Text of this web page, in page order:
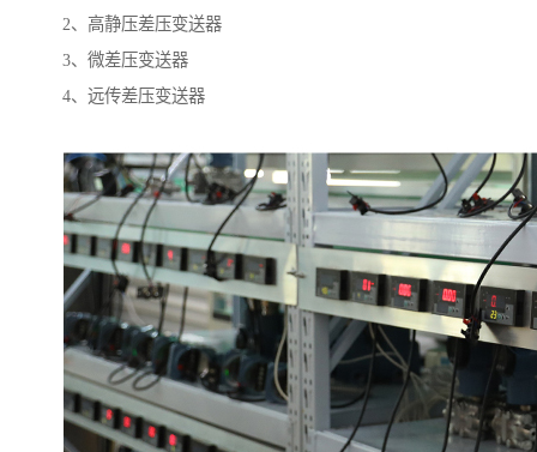
2、高静压差压变送器
3、微差压变送器
4、远传差压变送器